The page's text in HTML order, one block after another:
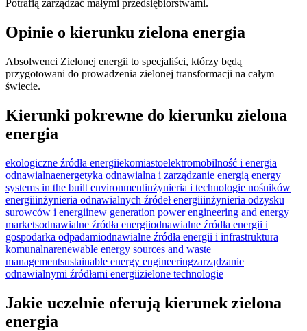
Potrafią zarządzać małymi przedsiębiorstwami.
Opinie o kierunku zielona energia
Absolwenci Zielonej energii to specjaliści, którzy będą
przygotowani do prowadzenia zielonej transformacji na całym
świecie.
Kierunki pokrewne do kierunku zielona
energia
ekologiczne źródła energiiekomiastoelektromobilność i energia
odnawialnaenergetyka odnawialna i zarządzanie energią energy
systems in the built environmentinżynieria i technologie nośników
energiiinżynieria odnawialnych źródeł energiiinżynieria odzysku
surowców i energiinew generation power engineering and energy
marketsodnawialne źródła energiiodnawialne źródła energii i
gospodarka odpadamiodnawialne źródła energii i infrastruktura
komunalnarenewable energy sources and waste
managementsustainable energy engineeringzarządzanie
odnawialnymi źródłami energiizielone technologie
Jakie uczelnie oferują kierunek zielona
energia